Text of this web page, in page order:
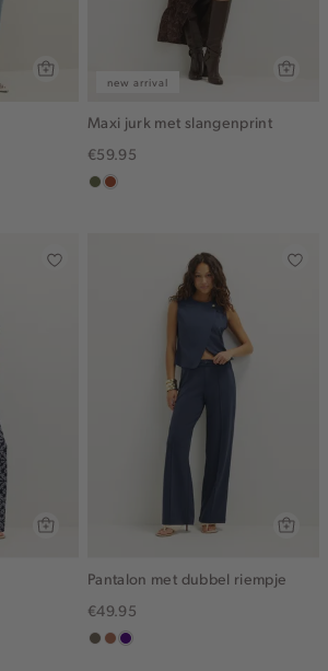
new arrival
Maxi jurk met slangenprint
€59.95
groen,
bruin
Pantalon met dubbel riempje
€49.95
middenbruin
terracotta
indigo